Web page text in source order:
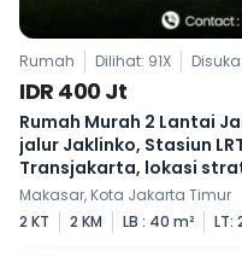
Rumah Dilihat: 91X Disuka:
IDR 400 Jt
Rumah Murah 2 Lantai
jalur Jaklinko, Stasiun
Transjakarta, lokasi
Makasar, Kota Jakarta Timur
2 KT
2 KM LB : 40 m² LT: